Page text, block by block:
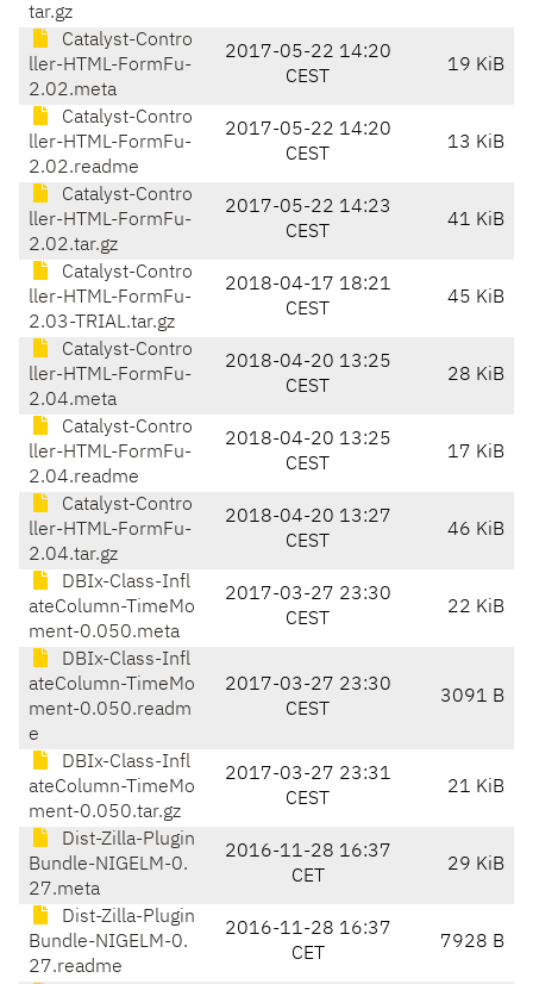
tar.gz
Catalyst-Contro
ller-HTML-FormFu-
2.02.meta
2017-05-22 14:20
CEST
19 KiB
Catalyst-Contro
ller-HTML-FormFu-
2.02.readme
2017-05-22 14:20
CEST
13 KiB
Catalyst-Contro
ller-HTML-FormFu-
2.02.tar.gz
2017-05-22 14:23
CEST
41 KiB
Catalyst-Contro
ller-HTML-FormFu-
2.03-TRIAL.tar.gz
2018-04-17 18:21
CEST
45 KiB
Catalyst-Contro
ller-HTML-FormFu-
2.04.meta
2018-04-20 13:25
CEST
28 KiB
Catalyst-Contro
ller-HTML-FormFu-
2.04.readme
2018-04-20 13:25
CEST
17 KiB
Catalyst-Contro
ller-HTML-FormFu-
2.04.tar.gz
2018-04-20 13:27
CEST
46 KiB
DBIx-Class-Infl
ateColumn-TimeMo
ment-0.050.meta
2017-03-27 23:30
CEST
22 KiB
DBIx-Class-Infl
ateColumn-TimeMo
ment-0.050.readm
e
2017-03-27 23:30
CEST
3091 B
DBIx-Class-Infl
ateColumn-TimeMo
ment-0.050.tar.gz
2017-03-27 23:31
CEST
21 KiB
Dist-Zilla-Plugin
Bundle-NIGELM-0.
27.meta
2016-11-28 16:37
CET
29 KiB
Dist-Zilla-Plugin
Bundle-NIGELM-0.
27.readme
2016-11-28 16:37
CET
7928 B